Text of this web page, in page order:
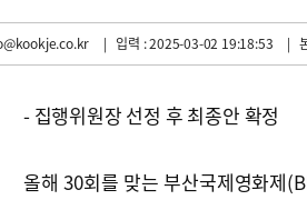
| 입력 : 2025-03-02 19:18:53 |
- 집행위원장 선정 후 최종안 확정
올해 30회를 맞는 부산국제영화제